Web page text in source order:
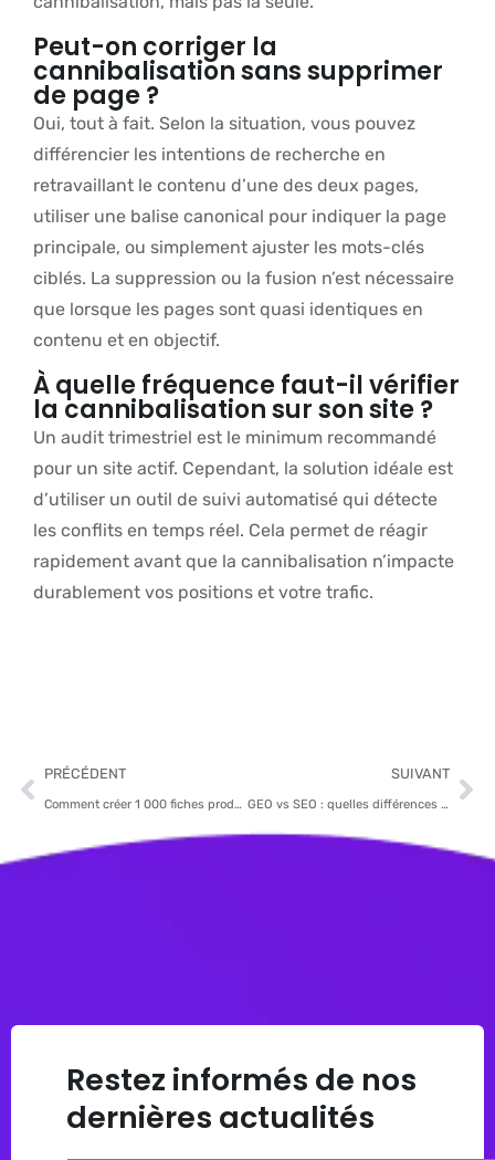
Peut-on corriger la
cannibalisation sans supprimer
de page ?
Oui, tout à fait. Selon la situation, vous pouvez
différencier les intentions de recherche en
retravaillant le contenu d’une des deux pages,
utiliser une balise canonical pour indiquer la page
principale, ou simplement ajuster les mots-clés
ciblés. La suppression ou la fusion n’est nécessaire
que lorsque les pages sont quasi identiques en
contenu et en objectif.
À quelle fréquence faut-il vérifier
la cannibalisation sur son site ?
Un audit trimestriel est le minimum recommandé
pour un site actif. Cependant, la solution idéale est
d’utiliser un outil de suivi automatisé qui détecte
les conflits en temps réel. Cela permet de réagir
rapidement avant que la cannibalisation n’impacte
durablement vos positions et votre trafic.
PRÉCÉDENT
Comment créer 1 000 fiches produits SEO en quelques heures avec l’IA
SUIVANT
GEO vs SEO : quelles différences et pourquoi vous avez besoin des deux en 2026
Restez informés de nos
dernières actualités